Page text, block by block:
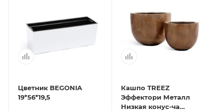
Цветник BEGONIA
19*56*19,5
Кашпо TREEZ
Эффектори Металл
Низкая конус-чаша